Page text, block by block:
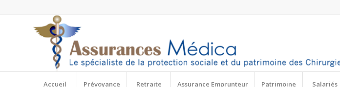
Accueil Prévoyance Retraite Assurance Emprunteur Patrimoine Salariés